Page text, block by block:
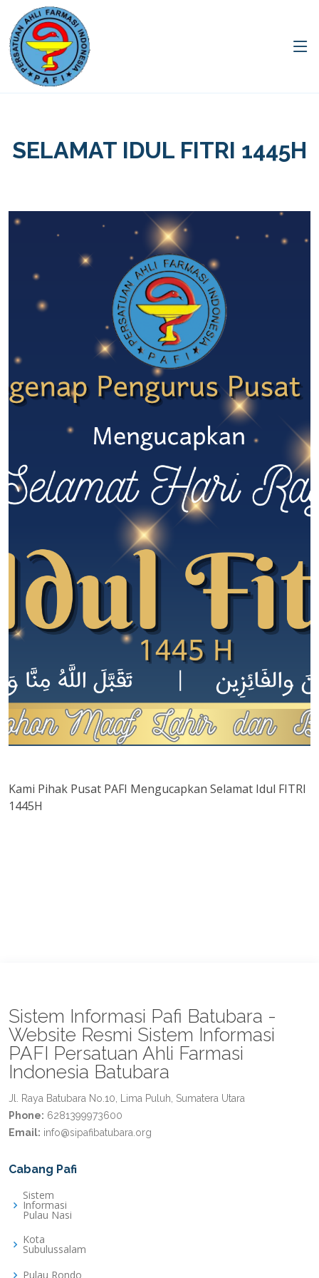
SELAMAT IDUL FITRI 1445H
Kami Pihak Pusat PAFI Mengucapkan Selamat Idul FITRI
1445H
Sistem Informasi Pafi Batubara -
Website Resmi Sistem Informasi
PAFI Persatuan Ahli Farmasi
Indonesia Batubara
Jl. Raya Batubara No.10, Lima Puluh, Sumatera Utara
Phone: 6281399973600
Email: info@sipafibatubara.org
Cabang Pafi
Sistem
Informasi
Pulau Nasi
Kota
Subulussalam
Pulau Rondo